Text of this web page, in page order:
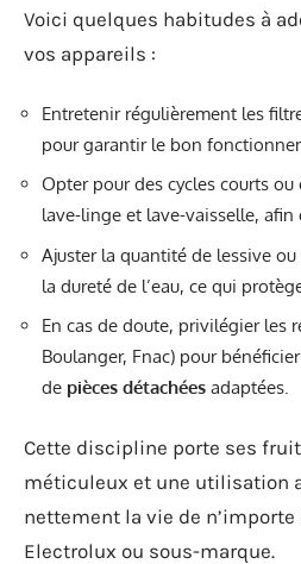
Voici quelques habitudes à
vos appareils :
Entretenir régulièrement les
pour garantir le bon
Opter pour des cycles courts
lave-linge et lave-vaisselle, afin
Ajuster la quantité de lessive
la dureté de l’eau, ce qui
En cas de doute, privilégier les
Boulanger, Fnac) pour
de pièces détachées adaptées.
Cette discipline porte ses
méticuleux et une utilisation
nettement la vie de
Electrolux ou sous-marque.